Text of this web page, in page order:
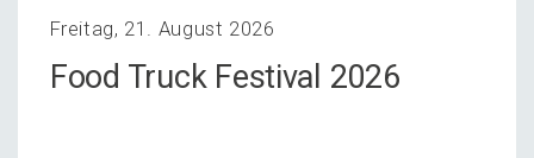
Freitag, 21. August 2026
Food Truck Festi­val 2026